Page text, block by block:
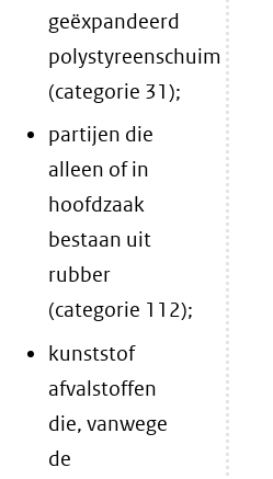
geëxpandeerd
polystyreenschuim
(categorie 31);
partijen die
alleen of in
hoofdzaak
bestaan uit
rubber
(categorie 112);
kunststof
afvalstoffen
die, vanwege
de